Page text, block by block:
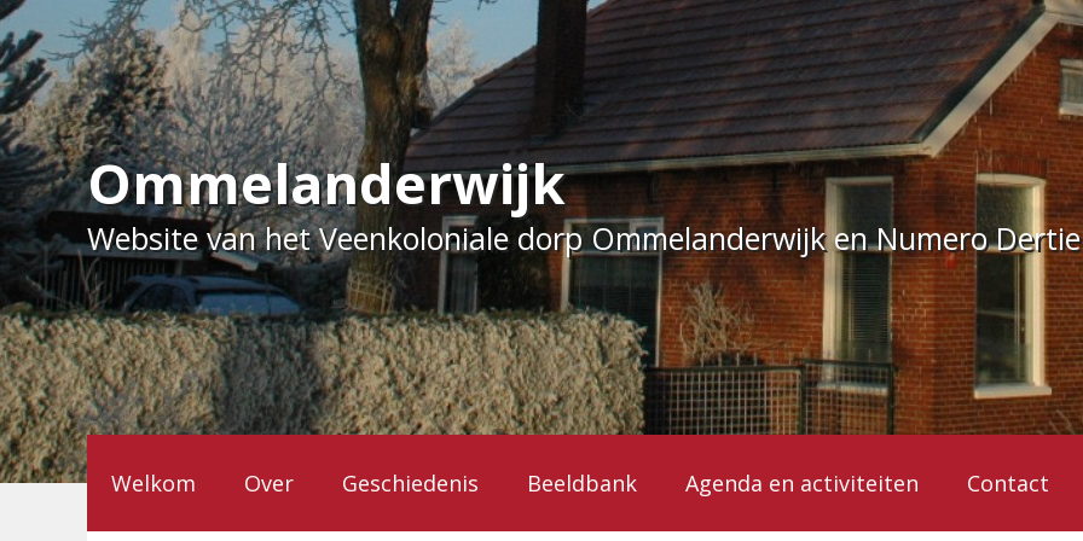
Ga
naar
de
inhoud
Ommelanderwijk
Website van het Veenkoloniale dorp Ommelanderwijk en Numero
Welkom Over Geschiedenis Beeldbank Agenda en activiteiten Contact